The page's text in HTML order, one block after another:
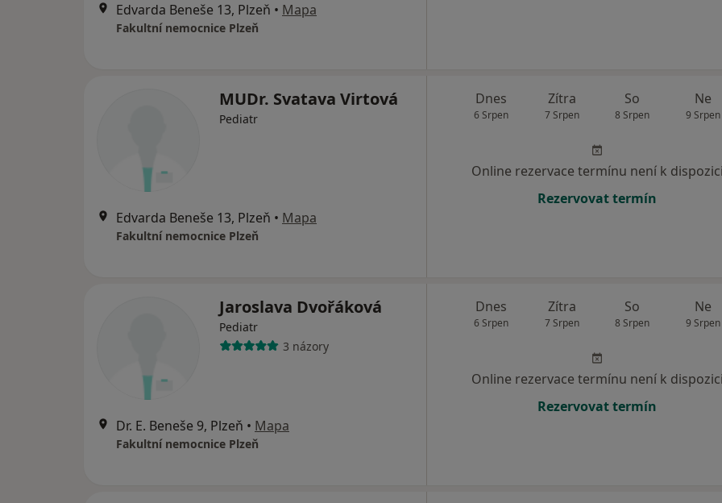
Edvarda Beneše 13, Plzeň • Mapa
Fakultní nemocnice Plzeň
MUDr. Svatava Virtová
Pediatr
Edvarda Beneše 13, Plzeň • Mapa
Fakultní nemocnice Plzeň
Dnes
6 Srpen
Zítra
7 Srpen
So
8 Srpen
Ne
9 Srpen
Online rezervace termínu není k dispozici
Rezervovat termín
Jaroslava Dvořáková
Pediatr
3 názory
Dr. E. Beneše 9, Plzeň • Mapa
Fakultní nemocnice Plzeň
Dnes
6 Srpen
Zítra
7 Srpen
So
8 Srpen
Ne
9 Srpen
Online rezervace termínu není k dispozici
Rezervovat termín